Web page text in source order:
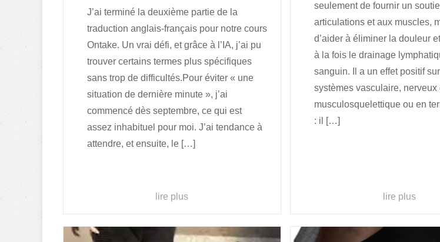
J’ai terminé la deuxième partie de la
traduction anglais-français pour notre cours
Ontake. Un vrai défi, et grâce à l’IA, j’ai pu
trouver certains termes plus spécifiques
sans trop de difficultés.Pour éviter « une
situation de dernière minute », j’ai
commencé dès septembre, ce qui est
assez inhabituel pour moi. J’ai tendance à
attendre, et ensuite, le […]
lire plus
seulement de fournir un
articulations et aux muscles,
d’aider à éliminer la douleur
à la fois le drainage
sanguin. Il a un effet positif
systèmes vasculaire, nerveux
musculosquelettique ou en
: il […]
lire plus